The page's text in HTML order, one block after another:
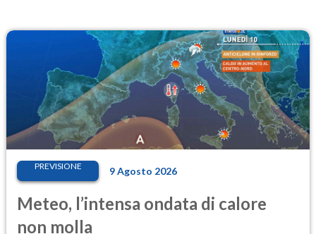
PREVISIONE 9 Agosto 2026
Meteo, l’intensa ondata di calore
non molla